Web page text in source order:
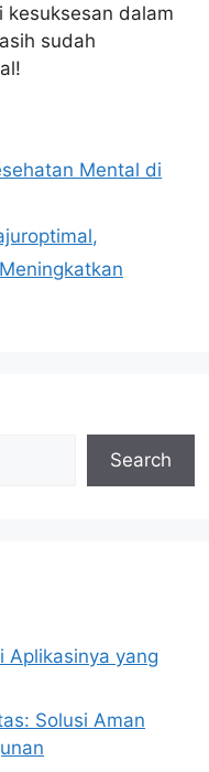
kesuksesan dalam
sudah
Mental di
Search
Aplikasinya yang
Solusi Aman